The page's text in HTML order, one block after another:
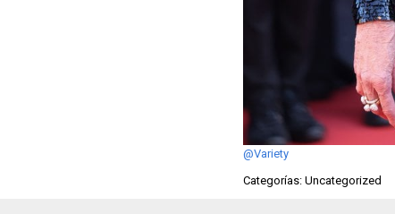
@Variety
Categorías: Uncategorized